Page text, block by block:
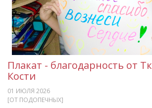
Плакат - благодарность от
Кости
01 ИЮЛЯ 2026
[ОТ ПОДОПЕЧНЫХ]